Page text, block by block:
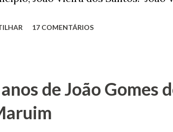
aos estudos, e então passou a
plano para auxiliar na renda
17 COMENTÁRIOS
de João Gomes